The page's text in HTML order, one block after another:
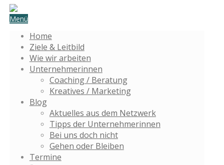
Menü
Home
Ziele & Leitbild
Wie wir arbeiten
Unternehmerinnen
Coaching / Beratung
Kreatives / Marketing
Blog
Aktuelles aus dem Netzwerk
Tipps der Unternehmerinnen
Bei uns doch nicht
Gehen oder Bleiben
Termine